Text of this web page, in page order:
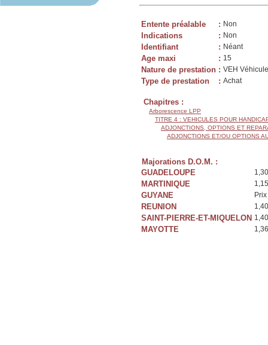
Entente préalable : Non
Indications : Non
Identifiant : Néant
Age maxi : 15
Nature de prestation : VEH
Type de prestation : Achat
Chapitres :
Arborescence LPP
TITRE 4 : VEHICULES POUR
ADJONCTIONS, OPTIONS ET
ADJONCTIONS ET/OU OPTIONS
Majorations D.O.M. :
GUADELOUPE
MARTINIQUE
GUYANE
REUNION
SAINT-PIERRE-ET-MIQUELON
MAYOTTE